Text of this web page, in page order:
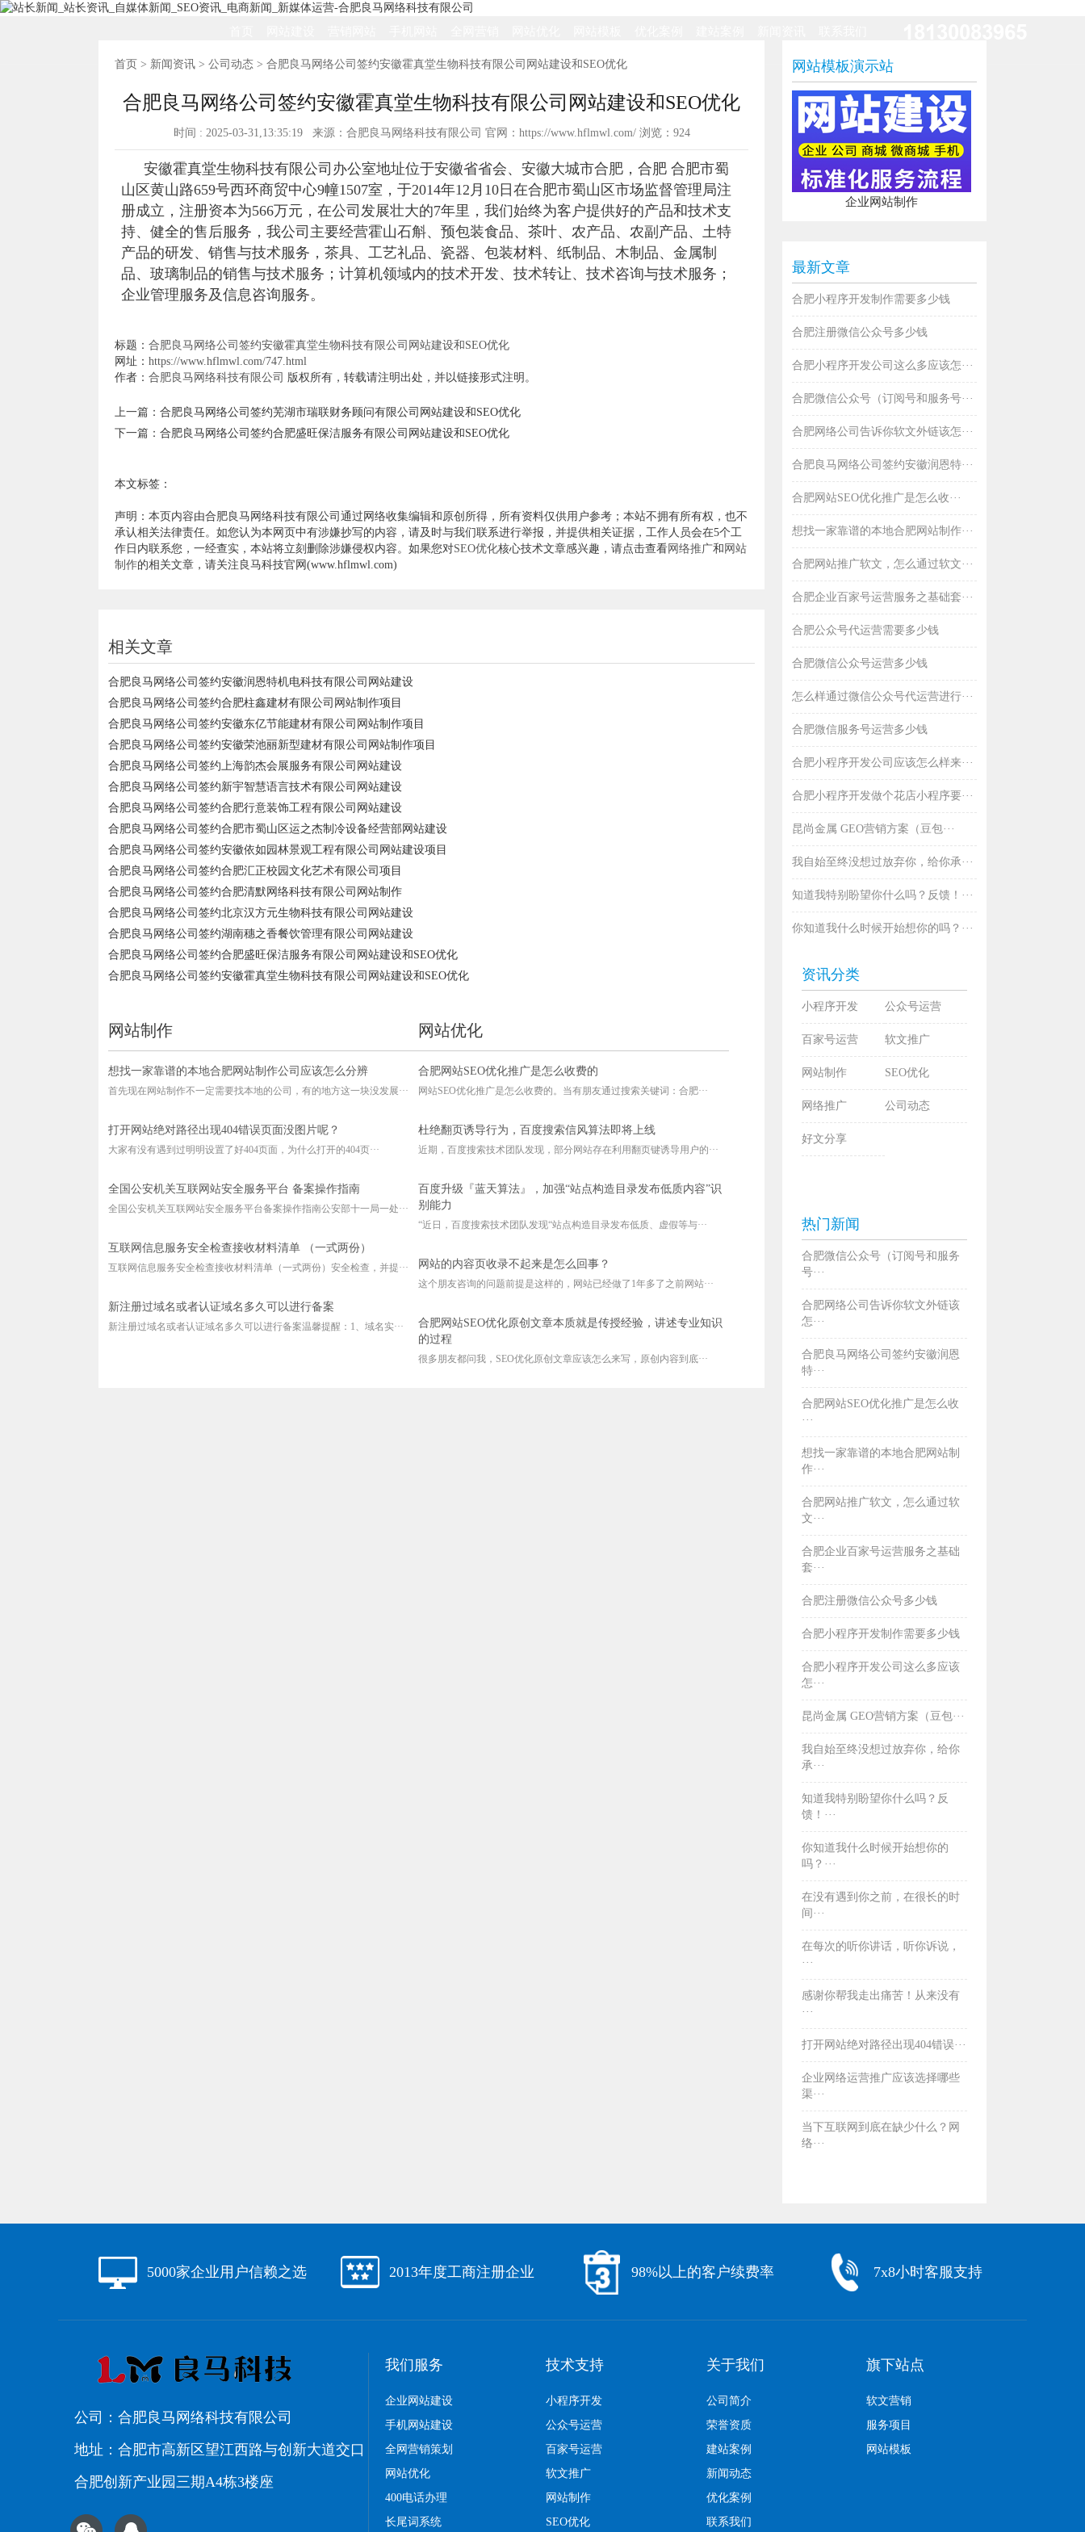
首页 > 新闻资讯 > 公司动态 > 合肥良马网络公司签约安徽霍真堂生物科技有限公司网站建设和SEO优化
合肥良马网络公司签约安徽霍真堂生物科技有限公司网站建设和SEO优化
时间 : 2025-03-31,13:35:19 来源：合肥良马网络科技有限公司 官网：https://www.hflmwl.com/ 浏览： 924
安徽霍真堂生物科技有限公司办公室地址位于安徽省省会、安徽大城市合肥，合肥 合肥市蜀
山区黄山路659号西环商贸中心9幢1507室，于2014年12月10日在合肥市蜀山区市场监督管理局注
册成立，注册资本为566万元，在公司发展壮大的7年里，我们始终为客户提供好的产品和技术支
持、健全的售后服务，我公司主要经营霍山石斛、预包装食品、茶叶、农产品、农副产品、土特
产品的研发、销售与技术服务，茶具、工艺礼品、瓷器、包装材料、纸制品、木制品、金属制
品、玻璃制品的销售与技术服务；计算机领域内的技术开发、技术转让、技术咨询与技术服务；
企业管理服务及信息咨询服务。
标题： 合肥良马网络公司签约安徽霍真堂生物科技有限公司网站建设和SEO优化
网址： https://www.hflmwl.com/747.html
作者： 合肥良马网络科技有限公司 版权所有，转载请注明出处，并以链接形式注明。
上一篇： 合肥良马网络公司签约芜湖市瑞联财务顾问有限公司网站建设和SEO优化
下一篇： 合肥良马网络公司签约合肥盛旺保洁服务有限公司网站建设和SEO优化
本文标签：
声明：本页内容由合肥良马网络科技有限公司通过网络收集编辑和原创所得，所有资料仅供用户参考；本站不拥有所有权，也不
承认相关法律责任。如您认为本网页中有涉嫌抄写的内容，请及时与我们联系进行举报，并提供相关证据，工作人员会在5个工
作日内联系您，一经查实，本站将立刻删除涉嫌侵权内容。如果您对SEO优化核心技术文章感兴趣，请点击查看网络推广和 网站
制作的相关文章，请关注良马科技官网(www.hflmwl.com)
相关文章
合肥良马网络公司签约安徽润恩特机电科技有限公司网站建设
合肥良马网络公司签约合肥柱鑫建材有限公司网站制作项目
合肥良马网络公司签约安徽东亿节能建材有限公司网站制作项目
合肥良马网络公司签约安徽荣池丽新型建材有限公司网站制作项目
合肥良马网络公司签约上海韵杰会展服务有限公司网站建设
合肥良马网络公司签约新宇智慧语言技术有限公司网站建设
合肥良马网络公司签约合肥行意装饰工程有限公司网站建设
合肥良马网络公司签约合肥市蜀山区运之杰制冷设备经营部网站建设
合肥良马网络公司签约安徽依如园林景观工程有限公司网站建设项目
合肥良马网络公司签约合肥汇正校园文化艺术有限公司项目
合肥良马网络公司签约合肥清默网络科技有限公司网站制作
合肥良马网络公司签约北京汉方元生物科技有限公司网站建设
合肥良马网络公司签约湖南穗之香餐饮管理有限公司网站建设
合肥良马网络公司签约合肥盛旺保洁服务有限公司网站建设和SEO优化
合肥良马网络公司签约安徽霍真堂生物科技有限公司网站建设和SEO优化
网站制作
想找一家靠谱的本地合肥网站制作公司应该怎么分辨
首先现在网站制作不一定需要找本地的公司，有的地方这一块没发展···
打开网站绝对路径出现404错误页面没图片呢？
大家有没有遇到过明明设置了好404页面，为什么打开的404页···
全国公安机关互联网站安全服务平台 备案操作指南
全国公安机关互联网站安全服务平台备案操作指南公安部十一局一处···
互联网信息服务安全检查接收材料清单 （一式两份）
互联网信息服务安全检查接收材料清单（一式两份）安全检查，并提···
新注册过域名或者认证域名多久可以进行备案
新注册过域名或者认证域名多久可以进行备案温馨提醒：1、域名实···
网站优化
合肥网站SEO优化推广是怎么收费的
网站SEO优化推广是怎么收费的。当有朋友通过搜索关键词：合肥···
杜绝翻页诱导行为，百度搜索信风算法即将上线
近期，百度搜索技术团队发现，部分网站存在利用翻页键诱导用户的···
百度升级『蓝天算法』，加强“站点构造目录发布低质内容”识
别能力
“近日，百度搜索技术团队发现“站点构造目录发布低质、虚假等与···
网站的内容页收录不起来是怎么回事？
这个朋友咨询的问题前提是这样的，网站已经做了1年多了之前网站···
合肥网站SEO优化原创文章本质就是传授经验，讲述专业知识
的过程
很多朋友都问我，SEO优化原创文章应该怎么来写，原创内容到底···
网站模板演示站
企业网站制作
最新文章
合肥小程序开发制作需要多少钱
合肥注册微信公众号多少钱
合肥小程序开发公司这么多应该怎···
合肥微信公众号（订阅号和服务号···
合肥网络公司告诉你软文外链该怎···
合肥良马网络公司签约安徽润恩特···
合肥网站SEO优化推广是怎么收···
想找一家靠谱的本地合肥网站制作···
合肥网站推广软文，怎么通过软文···
合肥企业百家号运营服务之基础套···
合肥公众号代运营需要多少钱
合肥微信公众号运营多少钱
怎么样通过微信公众号代运营进行···
合肥微信服务号运营多少钱
合肥小程序开发公司应该怎么样来···
合肥小程序开发做个花店小程序要···
昆尚金属 GEO营销方案（豆包···
我自始至终没想过放弃你，给你承···
知道我特别盼望你什么吗？反馈！···
你知道我什么时候开始想你的吗？···
资讯分类
小程序开发 公众号运营
百家号运营 软文推广
网站制作 SEO优化
网络推广 公司动态
好文分享
热门新闻
合肥微信公众号（订阅号和服务
号···
合肥网络公司告诉你软文外链该
怎···
合肥良马网络公司签约安徽润恩
特···
合肥网站SEO优化推广是怎么收
···
想找一家靠谱的本地合肥网站制
作···
合肥网站推广软文，怎么通过软
文···
合肥企业百家号运营服务之基础
套···
合肥注册微信公众号多少钱
合肥小程序开发制作需要多少钱
合肥小程序开发公司这么多应该
怎···
昆尚金属 GEO营销方案（豆包···
我自始至终没想过放弃你，给你
承···
知道我特别盼望你什么吗？反
馈！···
你知道我什么时候开始想你的
吗？···
在没有遇到你之前，在很长的时
间···
​在每次的听你讲话，听你诉说，
···
​感谢你帮我走出痛苦！从来没有
···
打开网站绝对路径出现404错误···
企业网络运营推广应该选择哪些
渠···
当下互联网到底在缺少什么？网
络···
5000家企业用户信赖之选 2013年度工商注册企业 98%以上的客户续费率 7x8小时客服支持
公司：合肥良马网络科技有限公司
地址：合肥市高新区望江西路与创新大道交口
合肥创新产业园三期A4栋3楼座
我们服务
企业网站建设
手机网站建设
全网营销策划
网站优化
400电话办理
长尾词系统
技术支持
小程序开发
公众号运营
百家号运营
软文推广
网站制作
SEO优化
关于我们
公司简介
荣誉资质
建站案例
新闻动态
优化案例
联系我们
旗下站点
软文营销
服务项目
网站模板